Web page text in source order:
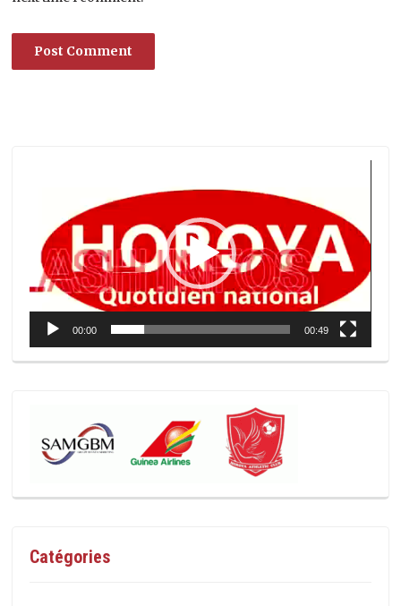
00:00 00:49
Catégories